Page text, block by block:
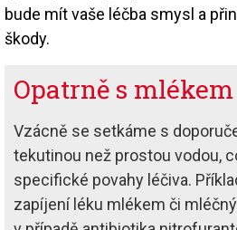
bude mít vaše léčba smysl a
škody.
Opatrně s mlékem
Vzácně se setkáme s
tekutinou než prostou vodou,
specifické povahy léčiva.
zapíjení léku mlékem či